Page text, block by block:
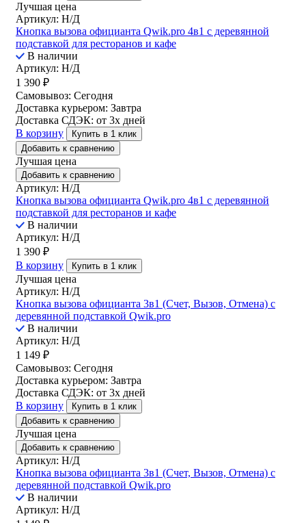
Лучшая цена
Артикул: Н/Д
Кнопка вызова официанта Qwik.pro 4в1 с деревянной
подставкой для ресторанов и кафе
В наличии
Артикул: Н/Д
1 390 ₽
Самовывоз: Сегодня
Доставка курьером: Завтра
Доставка СДЭК: от 3х дней
В корзину
Купить в 1 клик
Добавить к сравнению
Лучшая цена
Добавить к сравнению
Артикул: Н/Д
Кнопка вызова официанта Qwik.pro 4в1 с деревянной
подставкой для ресторанов и кафе
В наличии
Артикул: Н/Д
1 390 ₽
В корзину
Купить в 1 клик
Лучшая цена
Артикул: Н/Д
Кнопка вызова официанта 3в1 (Счет, Вызов, Отмена) с
деревянной подставкой Qwik.pro
В наличии
Артикул: Н/Д
1 149 ₽
Самовывоз: Сегодня
Доставка курьером: Завтра
Доставка СДЭК: от 3х дней
В корзину
Купить в 1 клик
Добавить к сравнению
Лучшая цена
Добавить к сравнению
Артикул: Н/Д
Кнопка вызова официанта 3в1 (Счет, Вызов, Отмена) с
деревянной подставкой Qwik.pro
В наличии
Артикул: Н/Д